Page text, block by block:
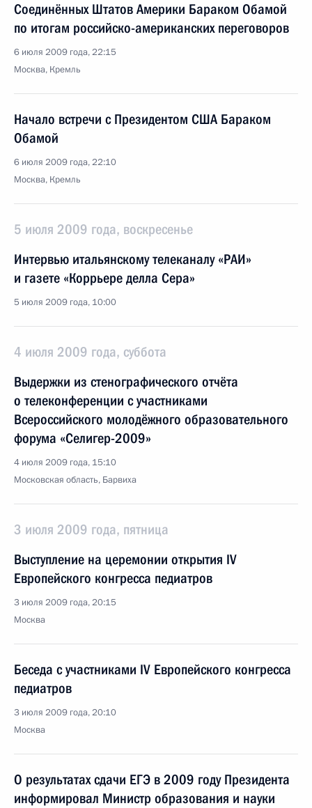
Соединённых Штатов Америки Бараком Обамой
по итогам российско-американских переговоров
6 июля 2009 года, 22:15
Москва, Кремль
Начало встречи с Президентом США Бараком
Обамой
6 июля 2009 года, 22:10
Москва, Кремль
5 июля 2009 года, воскресенье
Интервью итальянскому телеканалу «РАИ»
и газете «Коррьере делла Сера»
5 июля 2009 года, 10:00
4 июля 2009 года, суббота
Выдержки из стенографического отчёта
о телеконференции с участниками
Всероссийского молодёжного образовательного
форума «Селигер-2009»
4 июля 2009 года, 15:10
Московская область, Барвиха
3 июля 2009 года, пятница
Выступление на церемонии открытия IV
Европейского конгресса педиатров
3 июля 2009 года, 20:15
Москва
Беседа с участниками IV Европейского конгресса
педиатров
3 июля 2009 года, 20:10
Москва
О результатах сдачи ЕГЭ в 2009 году Президента
информировал Министр образования и науки